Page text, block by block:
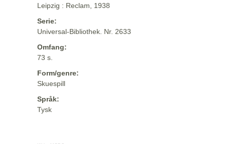
Leipzig : Reclam, 1938
Serie:
Universal-Bibliothek. Nr. 2633
Omfang:
73 s.
Form/genre:
Skuespill
Språk:
Tysk